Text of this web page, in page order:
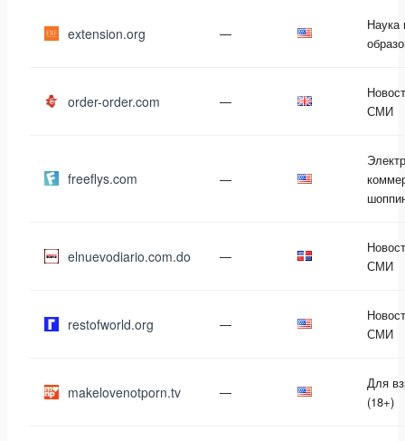
extension.org —
Наука
order-order.com —
СМИ
freeflys.com —
elnuevodiario.com.do —
СМИ
restofworld.org —
СМИ
makelovenotporn.tv —
Для
(18+)